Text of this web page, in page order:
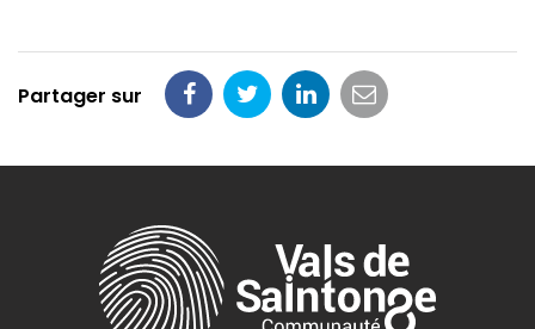
Partager sur
Partager
Facebook
Partager
Twitter
Partager
LinkedIn
Partager
email